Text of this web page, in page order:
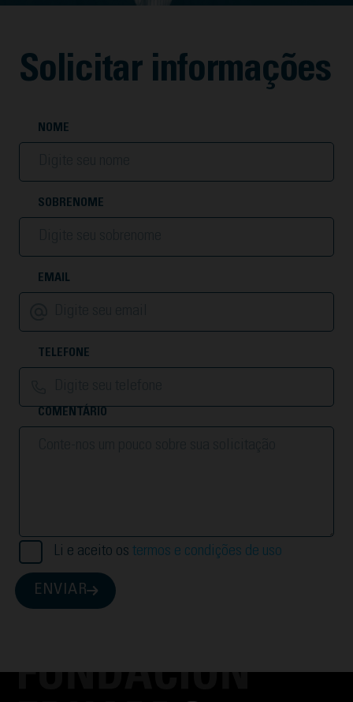
Solicitar informações
NOME
SOBRENOME
EMAIL
TELEFONE
COMENTÁRIO
Li e aceito os termos e condições de uso
ENVIAR